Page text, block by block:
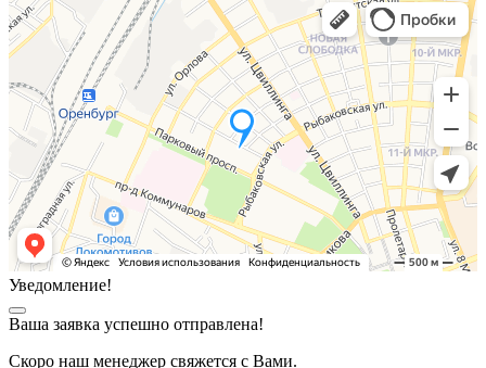
Уведомление!
Ваша заявка успешно отправлена!
Скоро наш менеджер свяжется с Вами.